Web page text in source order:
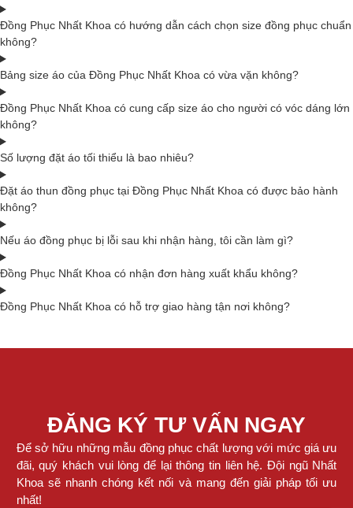
Đồng Phục Nhất Khoa có hướng dẫn cách chọn size đồng phục chuẩn
không?
Bảng size áo của Đồng Phục Nhất Khoa có vừa vặn không?
Đồng Phục Nhất Khoa có cung cấp size áo cho người có vóc dáng lớn
không?
Số lượng đặt áo tối thiểu là bao nhiêu?
Đặt áo thun đồng phục tại Đồng Phục Nhất Khoa có được bảo hành
không?
Nếu áo đồng phục bị lỗi sau khi nhận hàng, tôi cần làm gì?
Đồng Phục Nhất Khoa có nhận đơn hàng xuất khẩu không?
Đồng Phục Nhất Khoa có hỗ trợ giao hàng tận nơi không?
ĐĂNG KÝ TƯ VẤN NGAY
Để sở hữu những mẫu đồng phục chất lượng với mức giá ưu
đãi, quý khách vui lòng để lại thông tin liên hệ. Đội ngũ Nhất
Khoa sẽ nhanh chóng kết nối và mang đến giải pháp tối ưu
nhất!